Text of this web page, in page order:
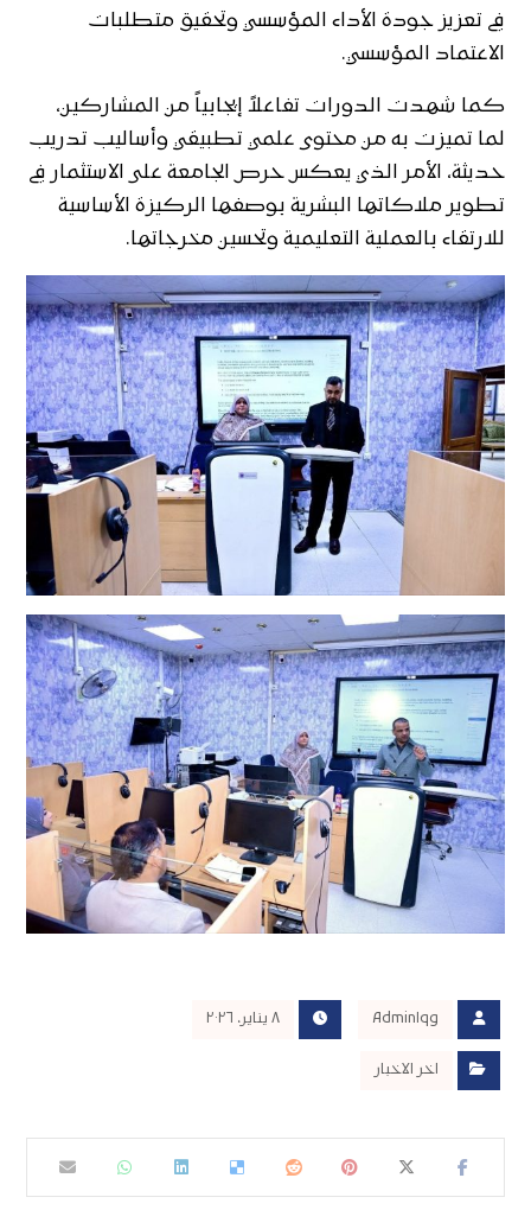
في تعزيز جودة الأداء المؤسسي وتحقيق متطلبات
الاعتماد المؤسسي.
كما شهدت الدورات تفاعلاً إيجابياً من المشاركين،
لما تميزت به من محتوى علمي تطبيقي وأساليب تدريب
حديثة، الأمر الذي يعكس حرص الجامعة على الاستثمار في
تطوير ملاكاتها البشرية بوصفها الركيزة الأساسية
للارتقاء بالعملية التعليمية وتحسين مخرجاتها.
Admin١qg ٨ يناير، ٢٠٢٦
اخر الاخبار